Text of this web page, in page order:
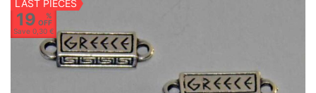
LAST PIECES
19
%
OFF
Save 0,30 €